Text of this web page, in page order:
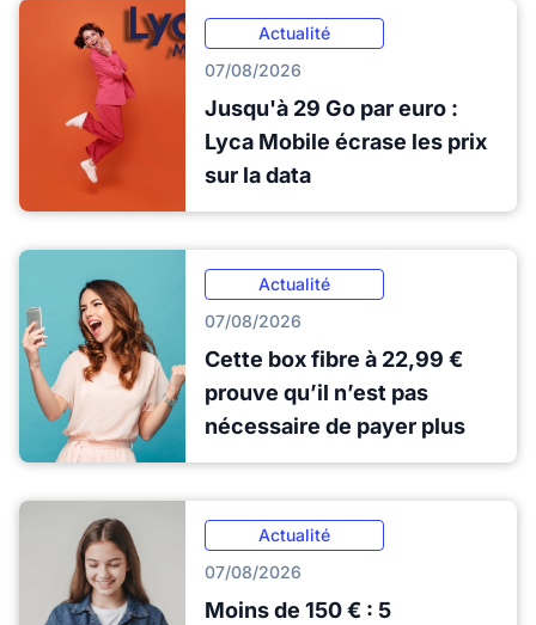
Actualité
07/08/2026
Jusqu'à 29 Go par euro :
Lyca Mobile écrase les prix
sur la data
Actualité
07/08/2026
Cette box fibre à 22,99 €
prouve qu’il n’est pas
nécessaire de payer plus
Actualité
07/08/2026
Moins de 150 € : 5